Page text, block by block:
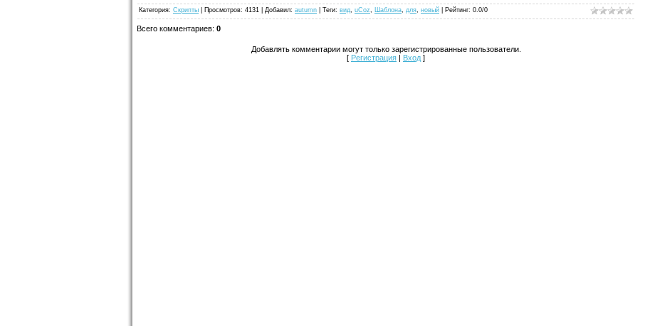
Категория: Скрипты Просмотров: 4131 | Добавил: autumn | Теги: вид uCoz Шаблона для новый Рейтинг: 0.0/0
Всего комментариев: 0
Добавлять комментарии могут только зарегистрированные пользователи.
[ Регистрация | Вход ]